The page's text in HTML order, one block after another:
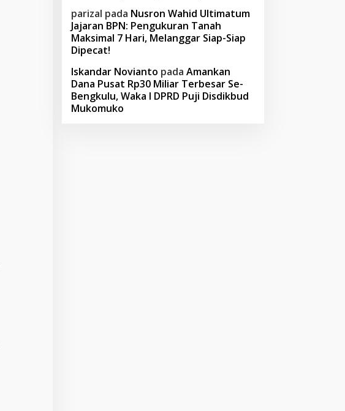
parizal pada Nusron Wahid Ultimatum
Jajaran BPN: Pengukuran Tanah
Maksimal 7 Hari, Melanggar Siap-Siap
Dipecat!
Iskandar Novianto pada Amankan
Dana Pusat Rp30 Miliar Terbesar Se-
Bengkulu, Waka I DPRD Puji Disdikbud
Mukomuko